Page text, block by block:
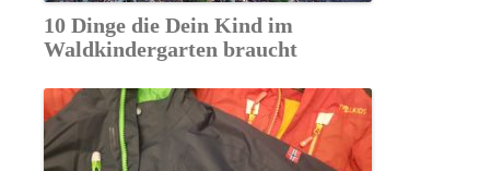
10 Dinge die Dein Kind im
Waldkindergarten braucht